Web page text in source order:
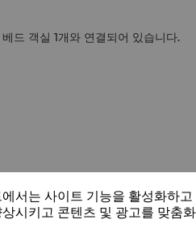
드 객실 1개와 연결되어 있습니다.
서는 사이트 기능을 활성화하
시키고 콘텐츠 및 광고를 맞춤